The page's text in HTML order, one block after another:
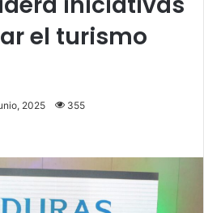
el turismo
2025 355